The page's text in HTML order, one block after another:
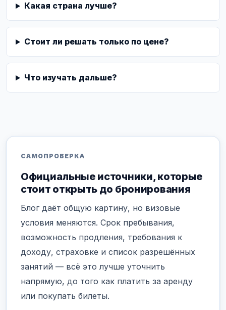
Какая страна лучше?
Стоит ли решать только по цене?
Что изучать дальше?
САМОПРОВЕРКА
Официальные источники, которые
стоит открыть до бронирования
Блог даёт общую картину, но визовые
условия меняются. Срок пребывания,
возможность продления, требования к
доходу, страховке и список разрешённых
занятий — всё это лучше уточнить
напрямую, до того как платить за аренду
или покупать билеты.